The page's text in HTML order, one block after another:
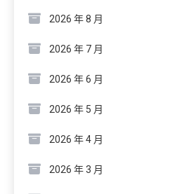
2026 年 8 月
2026 年 7 月
2026 年 6 月
2026 年 5 月
2026 年 4 月
2026 年 3 月